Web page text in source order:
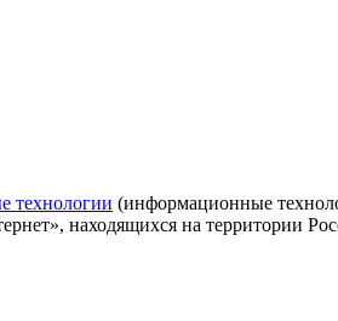
технологии (информационные
находящихся на территории